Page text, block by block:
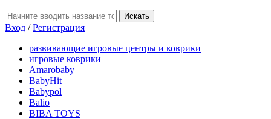
Вход /Регистрация
развивающие игровые центры и коврики
игровые коврики
Amarobaby
BabyHit
Babypol
Balio
BIBA TOYS